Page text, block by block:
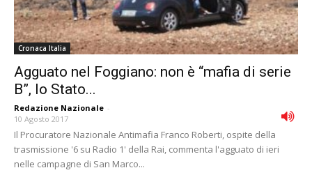
Cronaca Italia
Agguato nel Foggiano: non è “mafia di serie
B”, lo Stato...
Redazione Nazionale -
10 Agosto 2017
Il Procuratore Nazionale Antimafia Franco Roberti, ospite della
trasmissione '6 su Radio 1' della Rai, commenta l'agguato di ieri
nelle campagne di San Marco...